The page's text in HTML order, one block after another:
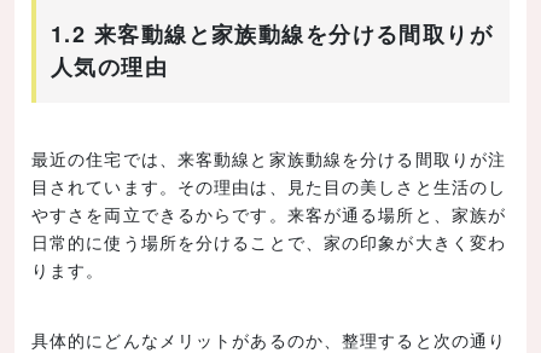
1.2 来客動線と家族動線を分ける間取りが
人気の理由
最近の住宅では、来客動線と家族動線を分ける間取りが注
目されています。その理由は、見た目の美しさと生活のし
やすさを両立できるからです。来客が通る場所と、家族が
日常的に使う場所を分けることで、家の印象が大きく変わ
ります。
具体的にどんなメリットがあるのか、整理すると次の通り